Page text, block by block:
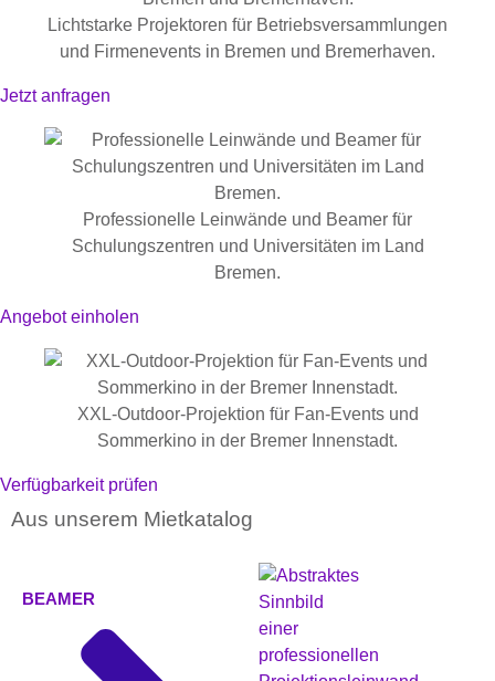
Lichtstarke Projektoren für Betriebsversammlungen
und Firmenevents in Bremen und Bremerhaven.
Jetzt anfragen
Professionelle Leinwände und Beamer für
Schulungszentren und Universitäten im Land
Bremen.
Angebot einholen
XXL-Outdoor-Projektion für Fan-Events und
Sommerkino in der Bremer Innenstadt.
Verfügbarkeit prüfen
Aus unserem Mietkatalog
BEAMER